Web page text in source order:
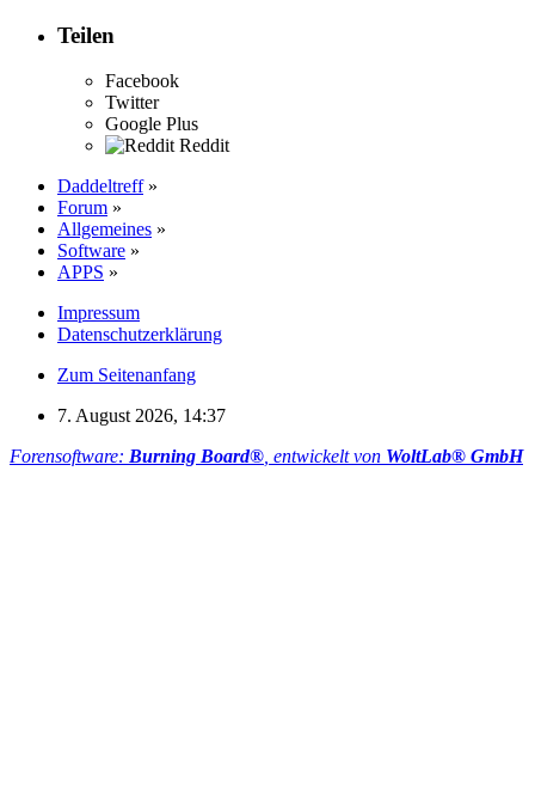
Teilen
Facebook
Twitter
Google Plus
Reddit
Daddeltreff »
Forum »
Allgemeines »
Software »
APPS »
Impressum
Datenschutzerklärung
Zum Seitenanfang
7. August 2026, 14:37
Forensoftware: Burning Board® , entwickelt von WoltLab® GmbH